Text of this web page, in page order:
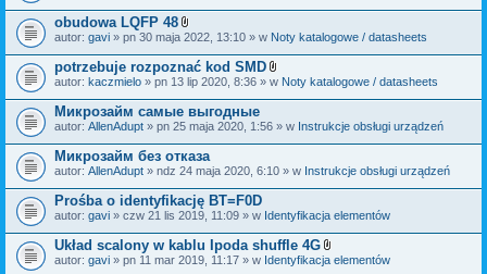
obudowa LQFP 48
Z
ł
ą
c
z
n
i
i
autor: gavi » pn 30 maja 2022, 13:10 » w Noty katalogowe / datasheets
potrzebuje rozpoznać kod SMD
Z
ł
c
z
i
autor: kaczmielo » pn 13 lip 2020, 8:36 » w Noty katalogowe / datasheets
Микрозайм самые выгодные
autor: AllenAdupt » pn 25 maja 2020, 1:56 » w Instrukcje obsługi urządzeń
Микрозайм без отказа
autor: AllenAdupt » ndz 24 maja 2020, 6:10 » w Instrukcje obsługi urządzeń
Prośba o identyfikację BT=F0D
autor: gavi » czw 21 lis 2019, 11:09 » w Identyfikacja elementów
Układ scalony w kablu Ipoda shuffle 4G
Z
autor: gavi » pn 11 mar 2019, 11:17 » w Identyfikacja elementów